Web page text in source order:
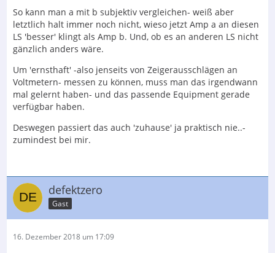
So kann man a mit b subjektiv vergleichen- weiß aber
letztlich halt immer noch nicht, wieso jetzt Amp a an diesen
LS 'besser' klingt als Amp b. Und, ob es an anderen LS nicht
gänzlich anders wäre.
Um 'ernsthaft' -also jenseits von Zeigerausschlägen an
Voltmetern- messen zu können, muss man das irgendwann
mal gelernt haben- und das passende Equipment gerade
verfügbar haben.
Deswegen passiert das auch 'zuhause' ja praktisch nie..-
zumindest bei mir.
defektzero
Gast
16. Dezember 2018 um 17:09